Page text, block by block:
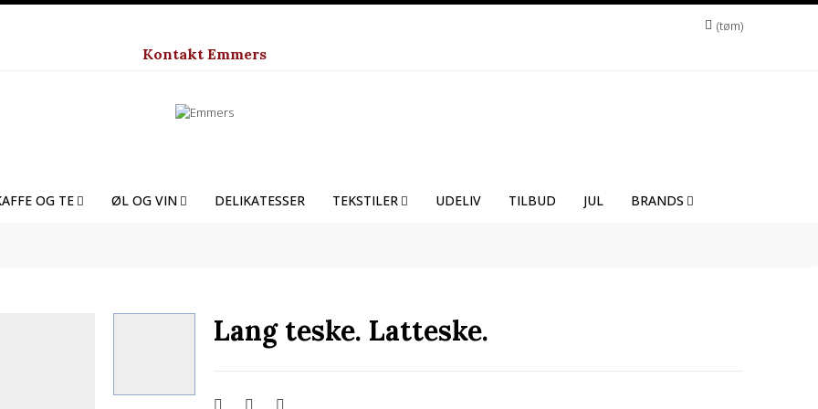
tøm
Kontakt Emmers
OG TE ØL OG VIN DELIKATESSER TEKSTILER UDELIV TILBUD JUL BRANDS
Lang teske. Latteske.